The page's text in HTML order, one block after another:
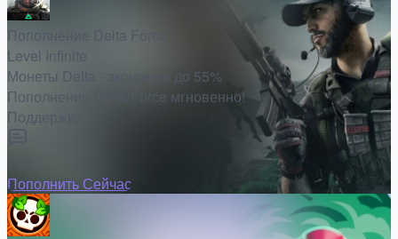
Пополнение Delta Force
Level Infinite
Монеты Delta - экономия до 55%
Пополнение Delta Force мгновенно!
Поддержка
Пополнить Сейчас